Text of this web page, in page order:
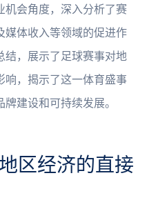
机会角度，深入分析了赛
媒体收入等领域的促进作
结，展示了足球赛事对地
响，揭示了这一体育盛事
建设和可持续发展。
区经济的直接